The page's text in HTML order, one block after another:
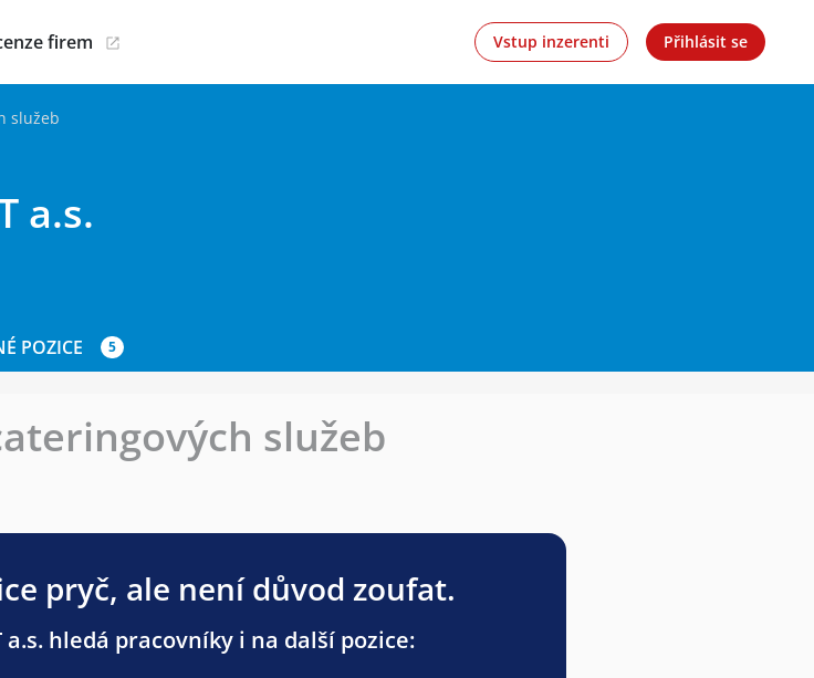
firem Vstup inzerenti Přihlásit se
služeb
a.s.
POZICE 5
služeb
pryč, ale není důvod zoufat.
a.s. hledá pracovníky i na další pozice: